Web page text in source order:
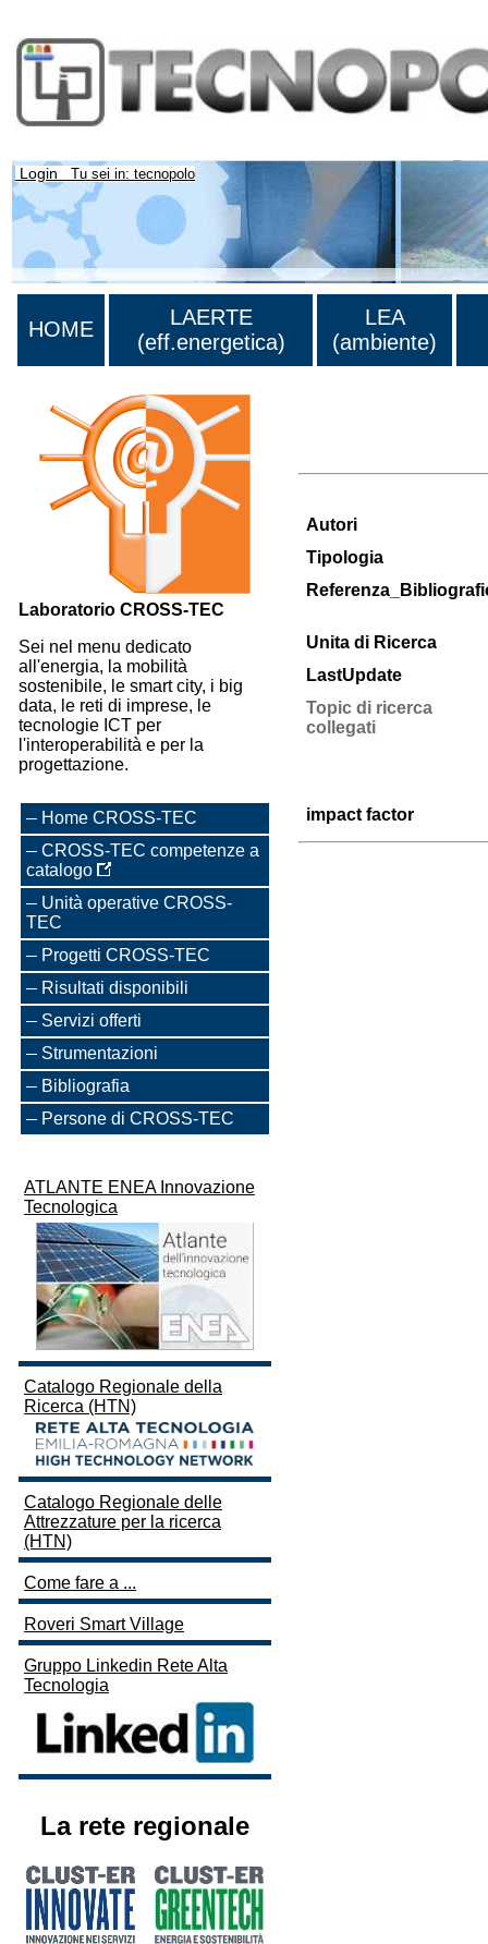
Login Tu sei in: tecnopolo
HOME
LAERTE
(eff.energetica)
LEA
(ambiente)
Laboratorio CROSS-TEC
Sei nel menu dedicato
all'energia, la mobilità
sostenibile, le smart city, i big
data, le reti di imprese, le
tecnologie ICT per
l'interoperabilità e per la
progettazione.
Home CROSS-TEC
CROSS-TEC competenze a
catalogo
Unità operative CROSS-
TEC
Progetti CROSS-TEC
Risultati disponibili
Servizi offerti
Strumentazioni
Bibliografia
Persone di CROSS-TEC
ATLANTE ENEA Innovazione
Tecnologica
Catalogo Regionale della
Ricerca (HTN)
Catalogo Regionale delle
Attrezzature per la ricerca
(HTN)
Come fare a ...
Roveri Smart Village
Gruppo Linkedin Rete Alta
Tecnologia
La rete regionale
Autori
Tipologia
Unita di Ricerca
LastUpdate
Topic di ricerca
collegati
impact factor